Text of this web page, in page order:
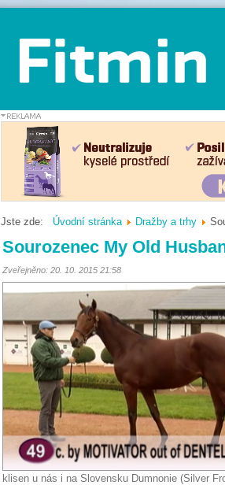
Jste zde: Úvodní stránka Dražby a trhy
Sourozenec My Old
Zveřejněno: 20. 10. 2015 21:58
klisen u nás i na Slovensku Dumnonie (Silver